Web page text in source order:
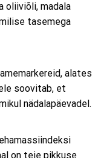
oliiviõli, madala
tasemega
alates
soovitab, et
nädalapäevadel.
on teie pikkuse